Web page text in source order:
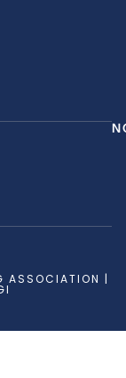
ASSOCIATION |